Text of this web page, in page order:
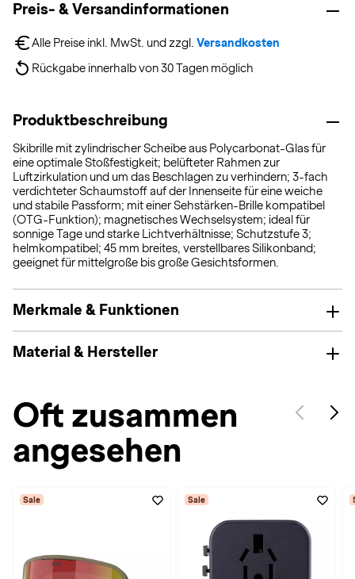
Preis- & Versandinformationen
Alle Preise inkl. MwSt. und zzgl. Versandkosten
Rückgabe innerhalb von 30 Tagen möglich
Produktbeschreibung
Skibrille mit zylindrischer Scheibe aus Polycarbonat-Glas für
eine optimale Stoßfestigkeit; belüfteter Rahmen zur
Luftzirkulation und um das Beschlagen zu verhindern; 3-fach
verdichteter Schaumstoff auf der Innenseite für eine weiche
und stabile Passform; mit einer Sehstärken-Brille kompatibel
(OTG-Funktion); magnetisches Wechselsystem; ideal für
sonnige Tage und starke Lichtverhältnisse; Schutzstufe 3;
helmkompatibel; 45 mm breites, verstellbares Silikonband;
geeignet für mittelgroße bis große Gesichtsformen.
Merkmale & Funktionen
Material & Hersteller
Oft zusammen
angesehen
Sale Sale